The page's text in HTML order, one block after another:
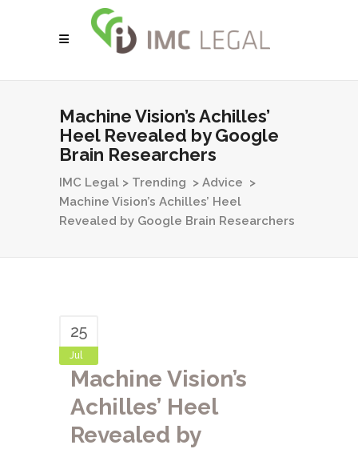
Machine Vision’s Achilles’
Heel Revealed by Google
Brain Researchers
IMC Legal > Trending > Advice >
Machine Vision’s Achilles’ Heel
Revealed by Google Brain Researchers
25
Jul
Machine Vision’s
Achilles’ Heel
Revealed by